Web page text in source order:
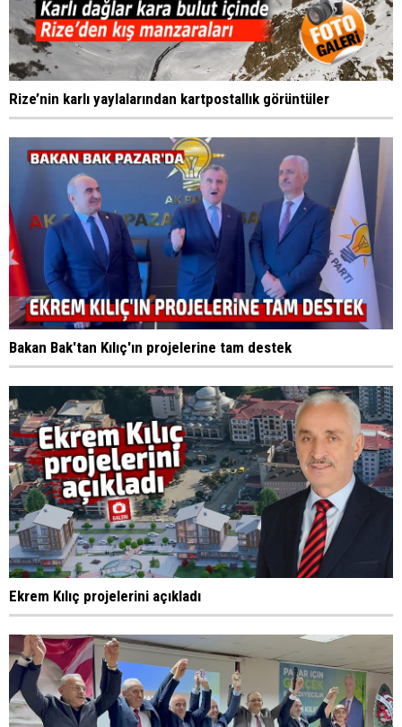
Rize’nin karlı yaylalarından kartpostallık görüntüler
Bakan Bak'tan Kılıç'ın projelerine tam destek
Ekrem Kılıç projelerini açıkladı